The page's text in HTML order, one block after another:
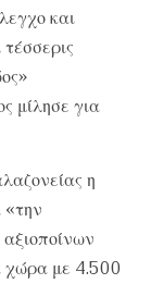
και
μίλησε για
η
«την
χώρα με 4.500